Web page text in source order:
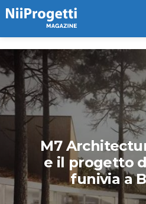
M7
e il progetto
funivia a